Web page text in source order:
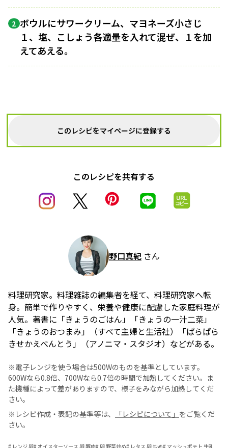
2 ボウルにサワークリーム、マヨネーズ小さじ
１、塩、こしょう各適量を入れて混ぜ、１を加
えてあえる。
このレシピをマイページに登録する
このレシピを共有する
野口真紀 さん
料理研究家。料理雑誌の編集者を経て、料理研究家へ転
身。簡単で作りやすく、栄養や健康に配慮した家庭料理が
人気。著書に「きょうのごはん」「きょうの一汁二菜」
「きょうのおつまみ」（すべて主婦と生活社）「ぱらぱら
きせかえべんとう」（アノニマ・スタジオ）などがある。
※電子レンジを使う場合は500Wのものを基準としています。
600Wなら0.8倍、700Wなら0.7倍の時間で加熱してください。ま
た機種によって差がありますので、様子をみながら加熱してくだ
さい。
※レシピ作成・表記の基準等は、
「レシピについて」 をご覧くだ
さい。
# レンジ 卵#オイスターソース 卵 豚肉#卵 野菜炒め# レタス 卵 炒め# マッシュポテト 牛乳